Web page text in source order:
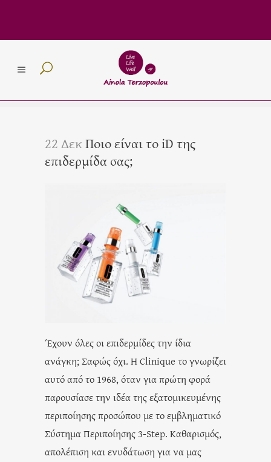
22 ΔεκΠοιο είναι το iD της
επιδερμίδα σας;
Έχουν όλες οι επιδερμίδες την ίδια
ανάγκη; Σαφώς όχι. Η Clinique το γνωρίζει
αυτό από το 1968, όταν για πρώτη φορά
παρουσίασε την ιδέα της εξατομικευμένης
περιποίησης προσώπου με το εμβληματικό
Σύστημα Περιποίησης 3-Step. Καθαρισμός,
απολέπιση και ενυδάτωση για να μας